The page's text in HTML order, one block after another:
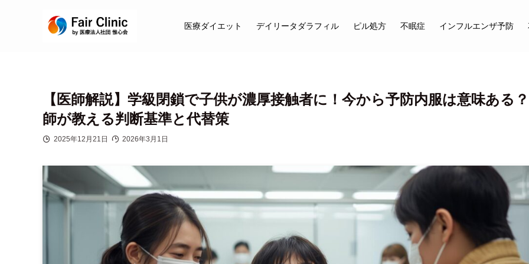
医療ダイエット デイリータダラフィル ピル処方 不眠症 インフルエンザ予防
【医師解説】学級閉鎖で子供が濃厚接触者に！今から予防内服は意味ある
師が教える判断基準と代替策
2025年12月21日 2026年3月1日